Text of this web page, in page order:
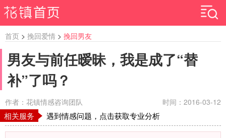
首页 > 挽回爱情 > 挽回男友
男友与前任暧昧，我是成了“替
补”了吗？
作者：花镇情感咨询团队 时间：2016-03-12
相关服务 遇到情感问题，点击获取专业分析